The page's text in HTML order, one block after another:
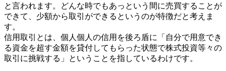
と言われます。どんな時でもあっという間に売買することが
できて、少額から取引ができるというのが特徴だと考えま
す。
信用取引とは、個人個人の信用を後ろ盾に「自分で用意でき
る資金を超す金額を貸付してもらった状態で株式投資等々の
取引に挑戦する」ということを指しているわけです。